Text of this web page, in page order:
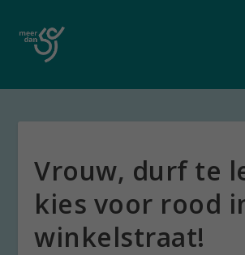
Vrouw, durf te
kies voor rood
winkelstraat!